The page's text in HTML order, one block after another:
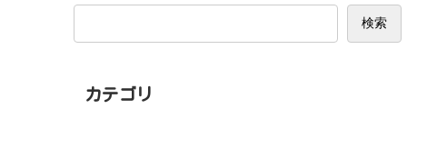
検索
カテゴリ